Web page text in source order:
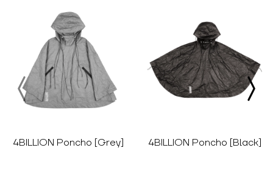
4BILLION Poncho [Grey] 4BILLION Poncho [Black]